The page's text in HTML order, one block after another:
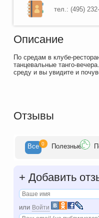
тел.: (495)
Описание
По средам в клубе-
танцевальные танго-
среду и вы увидите и
Отзывы
Все 0 Полезные
+ Добавить
или Войти